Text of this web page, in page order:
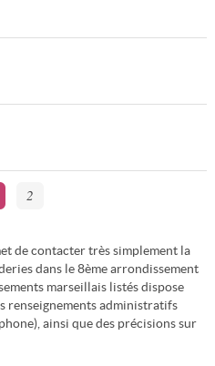
2
de contacter très simplement la
dans le 8ème arrondissement
marseillais listés dispose
renseignements administratifs
ainsi que des précisions sur